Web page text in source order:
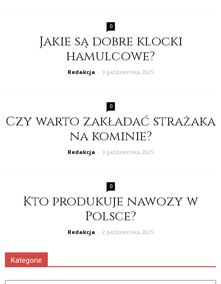
0
Jakie są dobre klocki
hamulcowe?
Redakcja - 3 października 2025
0
Czy warto zakładać strażaka
na kominie?
Redakcja - 3 października 2025
0
Kto produkuje nawozy w
Polsce?
Redakcja - 2 października 2025
Kategorie
Kategorie